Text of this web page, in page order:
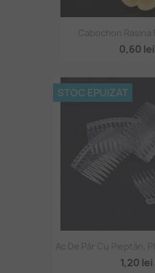
Cabochon Rasina
0,60 lei
Ac De Păr Cu Pieptăn,
1,20 lei
STOC EPUIZAT